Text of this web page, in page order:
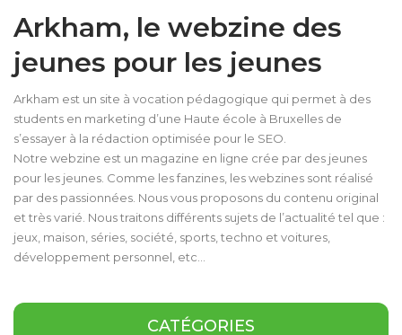
Arkham, le webzine des
jeunes pour les jeunes
Arkham est un site à vocation pédagogique qui permet à des
students en marketing d’une Haute école à Bruxelles de
s’essayer à la rédaction optimisée pour le SEO.
Notre webzine est un magazine en ligne crée par des jeunes
pour les jeunes. Comme les fanzines, les webzines sont réalisé
par des passionnées. Nous vous proposons du contenu original
et très varié. Nous traitons différents sujets de l’actualité tel que :
jeux, maison, séries, société, sports, techno et voitures,
développement personnel, etc…
CATÉGORIES